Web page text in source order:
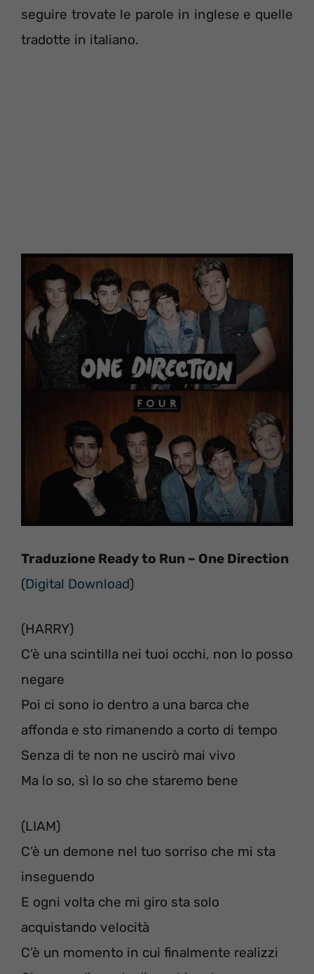
seguire trovate le parole in inglese e quelle
tradotte in italiano.
Traduzione Ready to Run – One Direction
(Digital Download)
(HARRY)
C’è una scintilla nei tuoi occhi, non lo posso
negare
Poi ci sono io dentro a una barca che
affonda e sto rimanendo a corto di tempo
Senza di te non ne uscirò mai vivo
Ma lo so, sì lo so che staremo bene
(LIAM)
C’è un demone nel tuo sorriso che mi sta
inseguendo
E ogni volta che mi giro sta solo
acquistando velocità
C’è un momento in cui finalmente realizzi